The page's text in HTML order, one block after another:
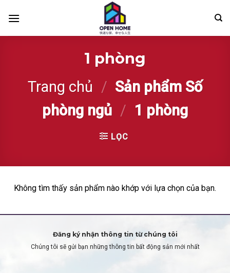
1 phòng
Trang chủ / Sản phẩm Số
phòng ngủ / 1 phòng
LỌC
Không tìm thấy sản phẩm nào khớp với lựa chọn của bạn.
Đăng ký nhận thông tin từ chúng tôi
Chúng tôi sẽ gửi bạn những thông tin bất động sản mới nhất